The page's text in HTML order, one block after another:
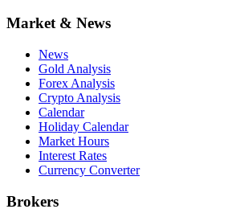
Market & News
News
Gold Analysis
Forex Analysis
Crypto Analysis
Calendar
Holiday Calendar
Market Hours
Interest Rates
Currency Converter
Brokers